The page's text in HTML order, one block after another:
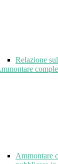
Relazione
Ammontare